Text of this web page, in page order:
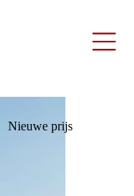
Nieuwe prijs